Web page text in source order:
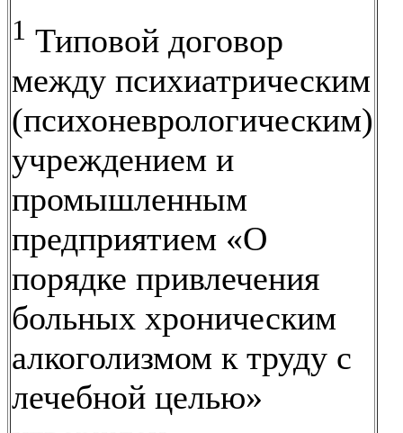
1 Типовой договор
между психиатрическим
(психоневрологическим)
учреждением и
промышленным
предприятием «О
порядке привлечения
больных хроническим
алкоголизмом к труду с
лечебной целью»